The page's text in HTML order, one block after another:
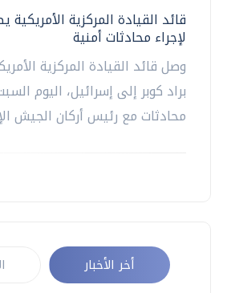
قائد القيادة المركزية الأمريكية
لإجراء محادثات أمنية
وصل قائد القيادة المركزية
براد كوبر إلى إسرائيل، اليوم
محادثات مع رئيس أركان الجيش
أخر الأخبار